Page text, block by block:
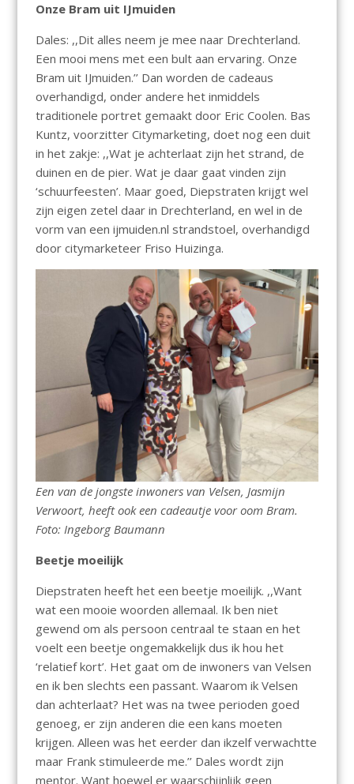
Onze Bram uit IJmuiden
Dales: ,,Dit alles neem je mee naar Drechterland.
Een mooi mens met een bult aan ervaring. Onze
Bram uit IJmuiden.’’ Dan worden de cadeaus
overhandigd, onder andere het inmiddels
traditionele portret gemaakt door Eric Coolen. Bas
Kuntz, voorzitter Citymarketing, doet nog een duit
in het zakje: ,,Wat je achterlaat zijn het strand, de
duinen en de pier. Wat je daar gaat vinden zijn
‘schuurfeesten’. Maar goed, Diepstraten krijgt wel
zijn eigen zetel daar in Drechterland, en wel in de
vorm van een ijmuiden.nl strandstoel, overhandigd
door citymarketeer Friso Huizinga.
Een van de jongste inwoners van Velsen, Jasmijn
Verwoort, heeft ook een cadeautje voor oom Bram.
Foto: Ingeborg Baumann
Beetje moeilijk
Diepstraten heeft het een beetje moeilijk. ,,Want
wat een mooie woorden allemaal. Ik ben niet
gewend om als persoon centraal te staan en het
voelt een beetje ongemakkelijk dus ik hou het
‘relatief kort’. Het gaat om de inwoners van Velsen
en ik ben slechts een passant. Waarom ik Velsen
dan achterlaat? Het was na twee perioden goed
genoeg, er zijn anderen die een kans moeten
krijgen. Alleen was het eerder dan ikzelf verwachtte
maar Frank stimuleerde me.’’ Dales wordt zijn
mentor. Want hoewel er waarschijnlijk geen